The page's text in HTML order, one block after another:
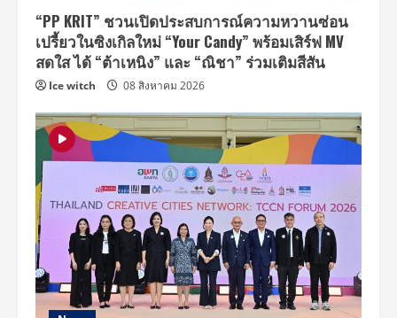
“PP KRIT” ชวนเปิดประสบการณ์ความหวานซ่อน
เปรี้ยวในซิงเกิลใหม่ “Your Candy” พร้อมเสิร์ฟ MV
สดใส ได้ “ต้าเหนิง” และ “ณิชา” ร่วมเติมสีสัน
Ice witch 08 สิงหาคม 2026